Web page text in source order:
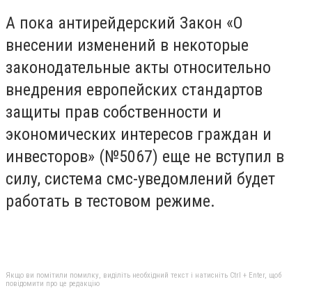
А пока антирейдерский Закон «О
внесении изменений в некоторые
законодательные акты относительно
внедрения европейских стандартов
защиты прав собственности и
экономических интересов граждан и
инвесторов» (№5067) еще не вступил в
силу, система смс-уведомлений будет
работать в тестовом режиме.
Якщо ви помітили помилку, виділіть необхідний текст і натисніть Ctrl + Enter, щоб
повідомити про це редакцію